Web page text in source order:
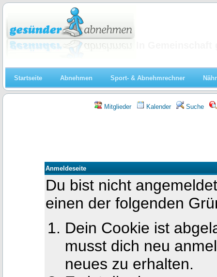
Startseite Abnehmen Sport- & Abnehmrechner
Mitglieder Kalender Suche
Anmeldeseite
Du bist nicht
einen der folgenden
Dein Cookie ist
musst dich neu
neues zu erhalten.